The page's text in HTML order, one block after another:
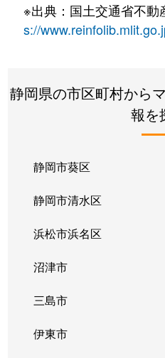
※出典：国土交通省不動
s://
静岡県の市区町村から
報を
静岡市葵区
静岡市清水区
浜松市浜名区
沼津市
三島市
伊東市